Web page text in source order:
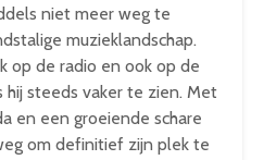
niet meer weg te
muzieklandschap.
op de radio en ook op de
steeds vaker te zien. Met
en een groeiende schare
om definitief zijn plek te